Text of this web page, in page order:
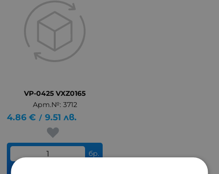
VP-0425 VXZ0165
Арт.№: 3712
4.86 € / 9.51 лв.
бр.